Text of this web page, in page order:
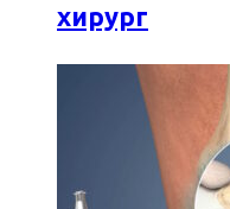
хирург